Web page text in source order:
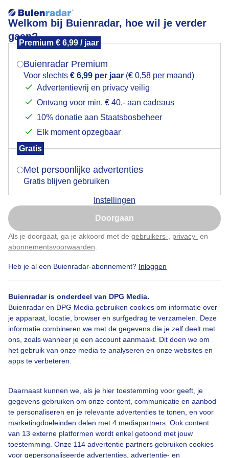
Welkom bij Buienradar, hoe wil je verder
gaan?
Premium € 6,99 / jaar
Buienradar Premium
Voor slechts € 6,99 per jaar (€ 0,58 per maand)
Advertentievrij en privacy veilig
Ontvang voor min. € 40,- aan cadeaus
10% donatie aan Staatsbosbeheer
Elk moment opzegbaar
Gratis
Met persoonlijke advertenties
Gratis blijven gebruiken
Instellingen
Doorgaan
Als je doorgaat, ga je akkoord met de gebruikers- privacy- en
abonnementsvoorwaarden
Heb je al een Buienradar-abonnement? Inloggen
Buienradar is onderdeel van DPG Media.
Buienradar en DPG Media gebruiken cookies om informatie over
je apparaat, locatie, browser en surfgedrag te verzamelen. Deze
informatie combineren we met de gegevens die je zelf deelt met
ons, zoals wanneer je een account aanmaakt. Dit doen we om
het gebruik van onze media te analyseren en onze websites en
apps te verbeteren.
Daarnaast kunnen we, als je hier toestemming voor geeft, je
gegevens gebruiken om onze content, communicatie en aanbod
te personaliseren en je relevante advertenties te tonen, en voor
marketingdoeleinden delen met 4 mediapartners. Ook content
van 13 externe platformen wordt enkel getoond met jouw
toestemming. Onze 114 advertentie partners gebruiken cookies
voor gepersonaliseerde advertenties, advertentie- en
wasophangen
Een moment geduld aub...
Populaire categorieën
Lente
Zomer
Over Buienradar
Bedrijfsgegevens
Veelgestelde vragen
Contact
Toegankelijkheid
Buienradar Team
Privacy beleid
Cookie beleid
Privacy instellingen
Mogen we je locatie gebruiken voor het
Indien je hier nog geen akkoord op hebt gegeven,
verschijnt er zo een pop-up uit je browser waarin
Is goed, toon de popup
Nu niet, misschien later
Klik hierom dit aan te passen